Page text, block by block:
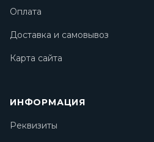
Оплата
Доставка и самовывоз
Карта сайта
ИНФОРМАЦИЯ
Реквизиты